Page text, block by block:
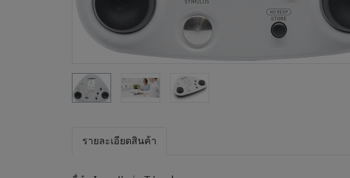
รายละเอียดสินค้า